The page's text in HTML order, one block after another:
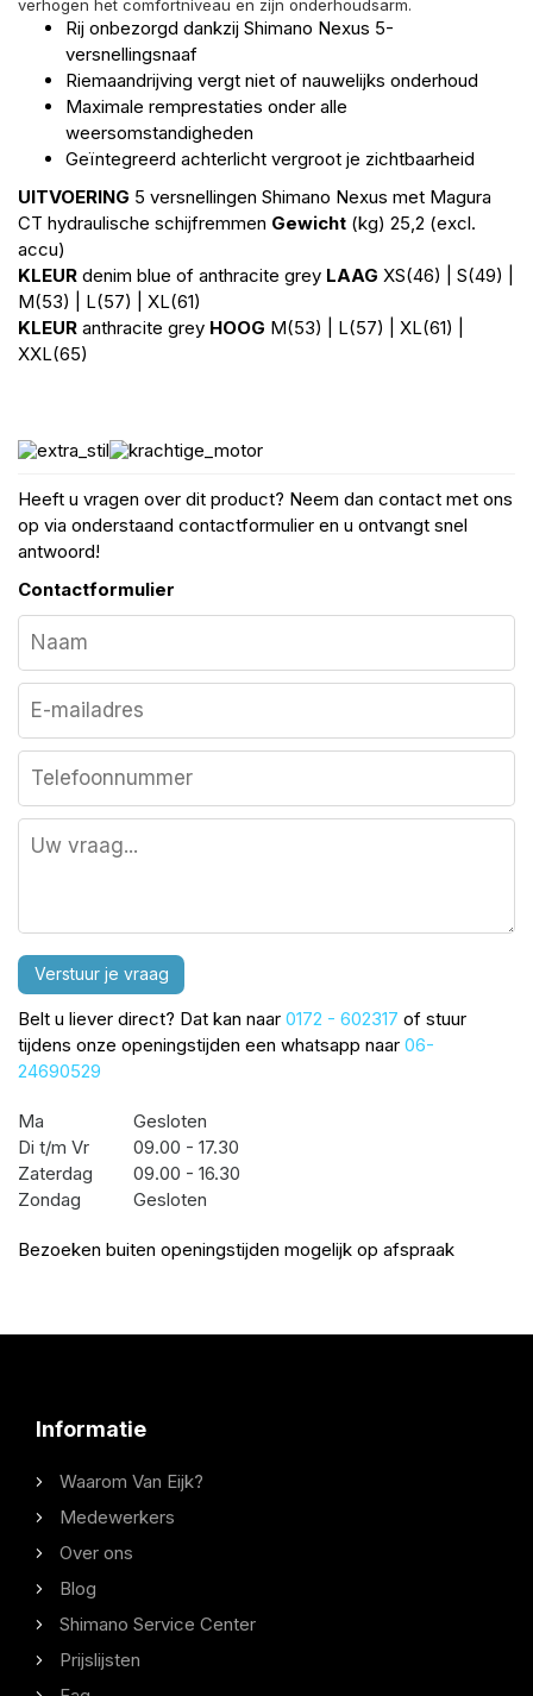
verhogen het comfortniveau en zijn onderhoudsarm.
Rij onbezorgd dankzij Shimano Nexus 5-
versnellingsnaaf
Riemaandrijving vergt niet of nauwelijks onderhoud
Maximale remprestaties onder alle
weersomstandigheden
Geïntegreerd achterlicht vergroot je zichtbaarheid
UITVOERING 5 versnellingen Shimano Nexus met Magura
CT hydraulische schijfremmen Gewicht (kg) 25,2 (excl.
accu)
KLEUR denim blue of anthracite grey LAAG XS(46) | S(49) |
M(53) | L(57) | XL(61)
KLEUR anthracite grey HOOG M(53) | L(57) | XL(61) |
XXL(65)
Heeft u vragen over dit product? Neem dan contact met ons
op via onderstaand contactformulier en u ontvangt snel
antwoord!
Contactformulier
Verstuur je vraag
Belt u liever direct? Dat kan naar 0172 - 602317 of stuur
tijdens onze openingstijden een whatsapp naar 06-
24690529
Ma
Gesloten
Di t/m Vr
09.00 - 17.30
Zaterdag
09.00 - 16.30
Zondag
Gesloten
Bezoeken buiten openingstijden mogelijk op afspraak
Informatie
Waarom Van Eijk?
Medewerkers
Over ons
Blog
Shimano Service Center
Prijslijsten